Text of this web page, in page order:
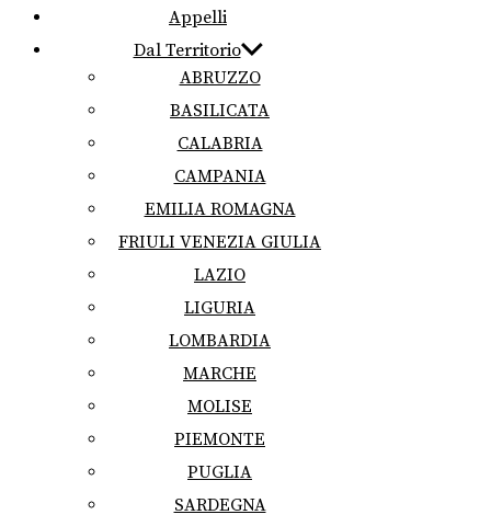
Appelli
Dal Territorio
ABRUZZO
BASILICATA
CALABRIA
CAMPANIA
EMILIA ROMAGNA
FRIULI VENEZIA GIULIA
LAZIO
LIGURIA
LOMBARDIA
MARCHE
MOLISE
PIEMONTE
PUGLIA
SARDEGNA